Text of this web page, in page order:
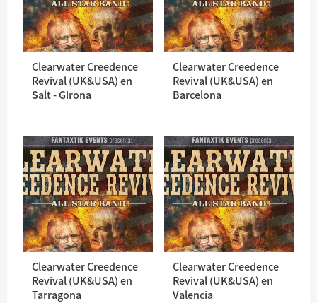
Clearwater Creedence
Revival (UK&USA) en
Salt - Girona
Clearwater Creedence
Revival (UK&USA) en
Barcelona
Clearwater Creedence
Revival (UK&USA) en
Tarragona
Clearwater Creedence
Revival (UK&USA) en
Valencia